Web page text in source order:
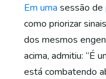
Em uma sessão de
como priorizar
dos mesmos
acima, admitiu: “É
está combatendo